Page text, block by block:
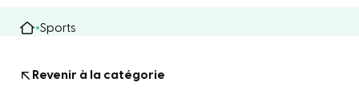
Sports
Revenir à la catégorie